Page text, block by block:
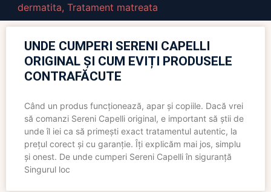
dermatita, Tratament matreata
UNDE CUMPERI SERENI CAPELLI
ORIGINAL ȘI CUM EVIȚI PRODUSELE
CONTRAFĂCUTE
Când un produs funcționează, apar și copiile. Dacă vrei
să comanzi Sereni Capelli original, e important să știi de
unde îl iei ca să primești exact tratamentul autentic, la
prețul corect și cu garanție. Îți explicăm mai jos, simplu
și onest. De unde cumperi Sereni Capelli în siguranță
Singurul loc